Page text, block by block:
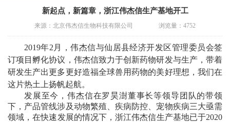
新起点，新篇章，浙江伟杰信生产基地开工
来源：北京伟杰信生物科技有限公司 浏览量： 4752
2019年2 月，伟杰信与仙居县经济开发区管理委员会签
订项目孵化协议，伟杰信致力于创新药物研发与生产， 带着
研发生产出更多更好造福全球兽用药物的美好理想，我们在
这片热土上扬帆起航。
发展至今，伟杰信在罗昊澍董事长等领导团队的带领
下，产品管线涉及动物繁殖、疾病防控、宠物疾病三大亟需
领域，在快速发展的情况下，浙江伟杰信生产基地已于2020